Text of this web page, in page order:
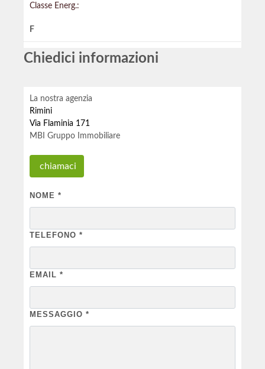
Classe Energ.:
F
Chiedici informazioni
La nostra agenzia
Rimini
Via Flaminia 171
MBI Gruppo Immobiliare
chiamaci
NOME *
TELEFONO *
EMAIL *
MESSAGGIO *